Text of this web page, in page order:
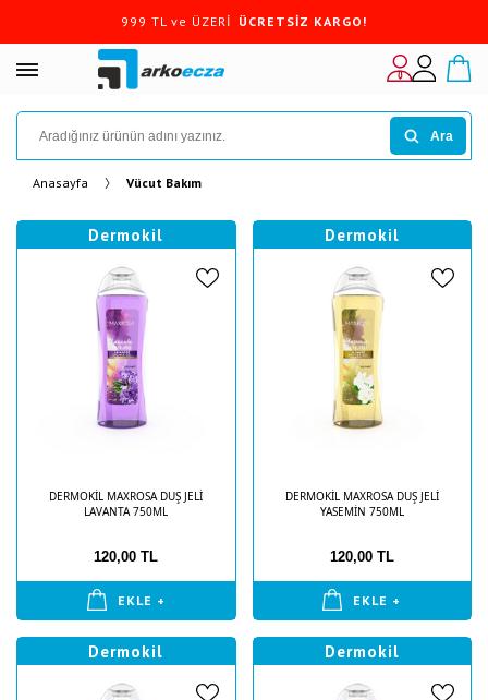
999 TL ve ÜZERİ ÜCRETSİZ KARGO!
Ara
Anasayfa Vücut Bakım
Dermokil
DERMOKİL MAXROSA DUŞ JELİ
LAVANTA 750ML
120,00 TL
EKLE +
Dermokil
DERMOKİL MAXROSA DUŞ JELİ
YASEMİN 750ML
120,00 TL
EKLE +
Dermokil Dermokil